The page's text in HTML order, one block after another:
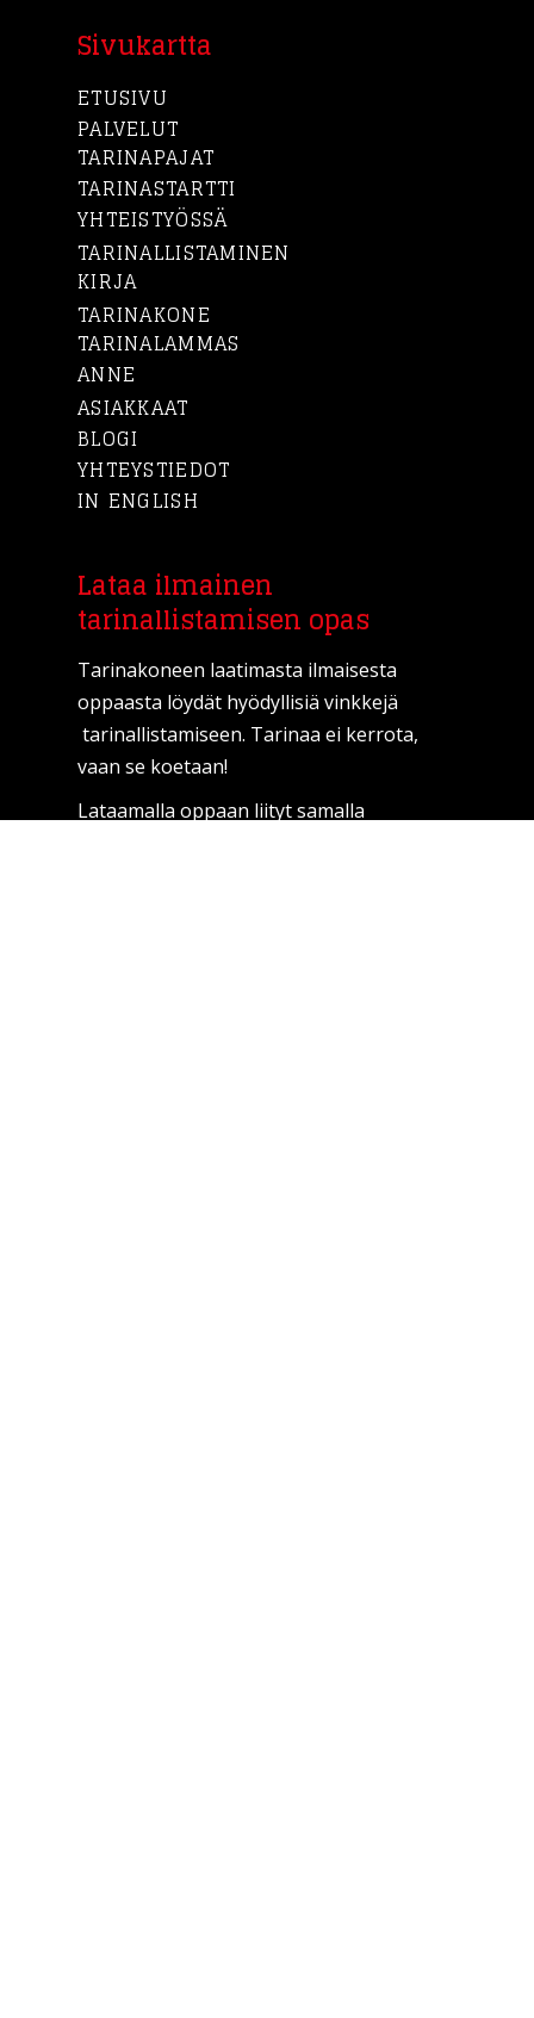
Sivukartta
ETUSIVU
PALVELUT
TARINAPAJAT
TARINASTARTTI
YHTEISTYÖSSÄ
TARINALLISTAMINEN
KIRJA
TARINAKONE
TARINALAMMAS
ANNE
ASIAKKAAT
BLOGI
YHTEYSTIEDOT
IN ENGLISH
Lataa ilmainen
tarinallistamisen opas
Tarinakoneen laatimasta ilmaisesta
oppaasta löydät hyödyllisiä vinkkejä
tarinallistamiseen. Tarinaa ei kerrota,
vaan se koetaan!
Lataamalla oppaan liityt samalla